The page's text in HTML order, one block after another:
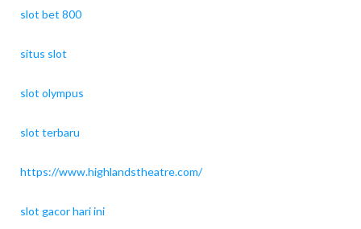
slot bet 800
situs slot
slot olympus
slot terbaru
https://www.highlandstheatre.com/
slot gacor hari ini